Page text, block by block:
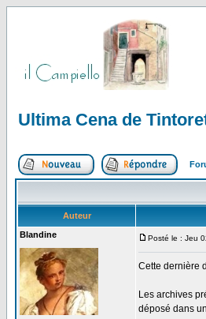
Ultima Cena de
Auteur
Blandine
Posté le : Jeu
Cette dernière
Les archives
déposé dans